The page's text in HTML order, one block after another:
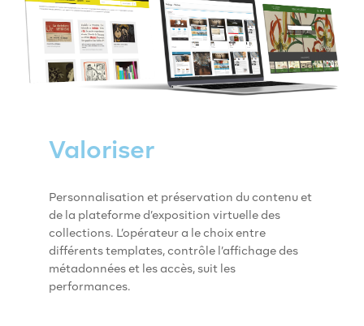
Valoriser
Personnalisation et préservation du contenu et
de la plateforme d’exposition virtuelle des
collections. L’opérateur a le choix entre
différents templates, contrôle l’affichage des
métadonnées et les accès, suit les
performances.